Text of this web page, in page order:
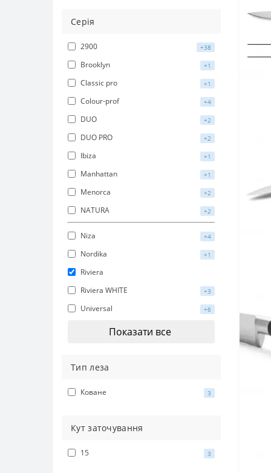
Серія
2900 +38
Brooklyn +1
Classic pro +1
Colour-prof +4
DUO +2
DUO PRO +2
Ibiza +1
Manhattan +1
Menorca +2
NATURA +2
Niza +4
Nordika +1
Riviera
Riviera WHITE
+3
Universal +6
Показати все
Тип леза
Коване 3
Кут заточування
15 3